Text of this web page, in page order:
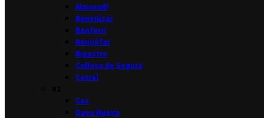
Almoradí
Benejúzar
Benferri
Benijófar
Bigastro
Callosa de Segura
Catral
Cox
Daya Nueva